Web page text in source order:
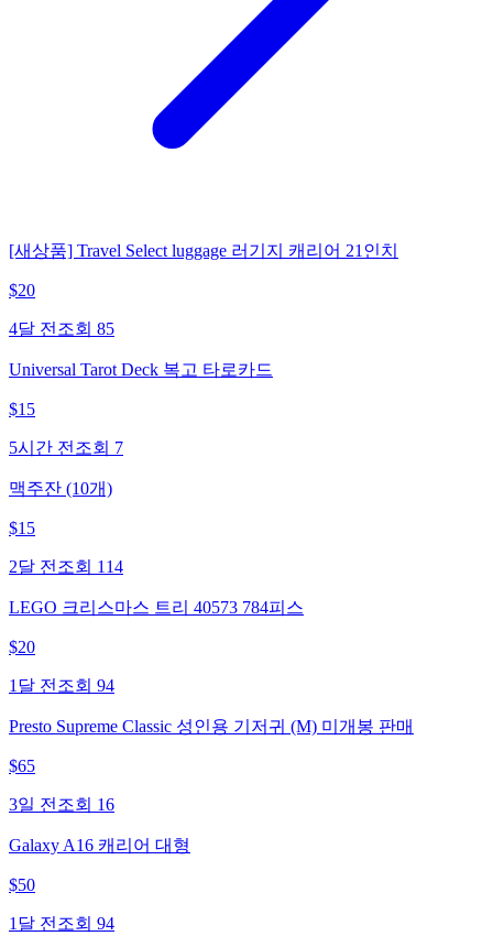
[새상품] Travel Select luggage 러기지 캐리어 21인치
$20
4달 전 조회 85
Universal Tarot Deck 복고 타로카드
$15
5시간 전 조회 7
맥주잔 (10개)
$15
2달 전 조회 114
LEGO 크리스마스 트리 40573 784피스
$20
1달 전 조회 94
Presto Supreme Classic 성인용 기저귀 (M) 미개봉 판매
$65
3일 전 조회 16
Galaxy A16 캐리어 대형
$50
1달 전 조회 94